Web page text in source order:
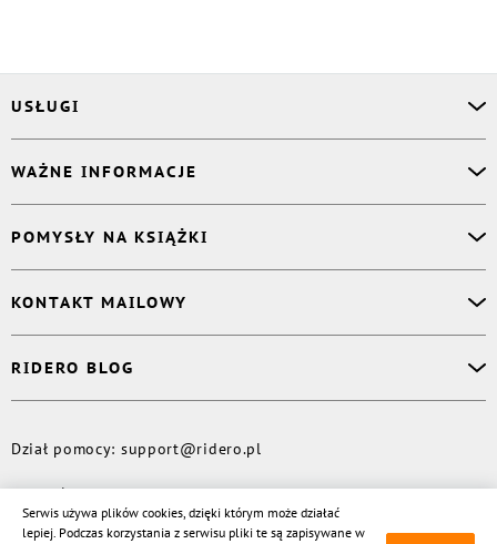
USŁUGI
Korektor
Projektant okładki
Druk Twojej książki
Publikacja
WAŻNE INFORMACJE
Książki Ridero
Pomoc
Polityka prywatności
POMYSŁY NA KSIĄŻKI
Dzienniczek malucha
Książka eksperta
Wydaj tomik poezji
KONTAKT MAILOWY
Kontakt dla mediów
RIDERO BLOG
Więcej
© Rideró, 2013—2026
Dział pomocy: support@ridero.pl
Serwis używa plików cookies, dzięki którym może działać
lepiej. Podczas korzystania z serwisu pliki te są zapisywane w